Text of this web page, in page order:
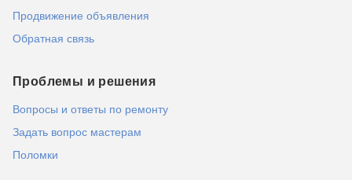
Продвижение объявления
Обратная связь
Проблемы и решения
Вопросы и ответы по ремонту
Задать вопрос мастерам
Поломки